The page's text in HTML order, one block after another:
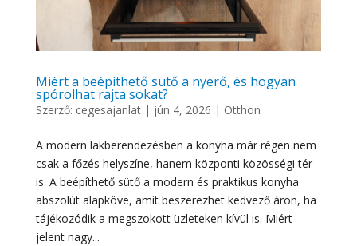
Miért a beépíthető sütő a nyerő, és hogyan
spórolhat rajta sokat?
Szerző: cegesajanlat| jún 4, 2026 | Otthon
A modern lakberendezésben a konyha már régen nem
csak a főzés helyszíne, hanem központi közösségi tér
is. A beépíthető sütő a modern és praktikus konyha
abszolút alapköve, amit beszerezhet kedvező áron, ha
tájékozódik a megszokott üzleteken kívül is. Miért
jelent nagy...